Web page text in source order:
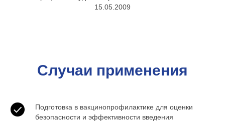
15.05.2009
Случаи применения
Подготовка в вакцинопрофилактике для оценки
безопасности и эффективности введения